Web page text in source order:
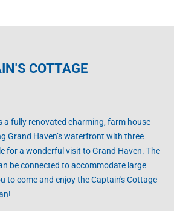
COTTAGE
a fully renovated charming, farm house
Grand Haven’s waterfront with three
for a wonderful visit to Grand Haven. The
be connected to accommodate large
to come and enjoy the Captain's Cottage